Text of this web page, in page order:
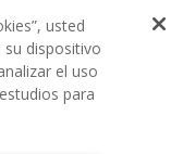
usted
su dispositivo
el uso
para